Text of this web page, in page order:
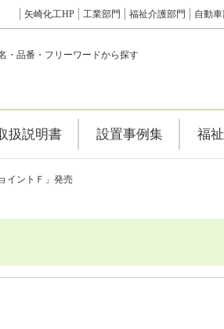
矢崎化工HP 工業部門 福祉介護部門 自動
・品番・フリーワードから探す
扱説明書 設置事例集 福
イントＦ」発売